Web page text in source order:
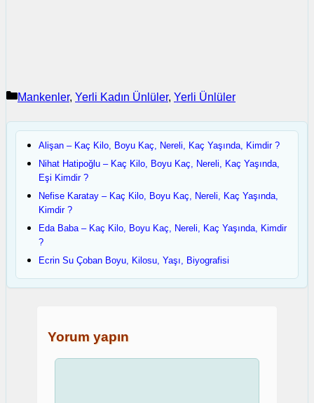
Kategoriler
Mankenler, Yerli Kadın Ünlüler, Yerli Ünlüler
Alişan – Kaç Kilo, Boyu Kaç, Nereli, Kaç Yaşında, Kimdir ?
Nihat Hatipoğlu – Kaç Kilo, Boyu Kaç, Nereli, Kaç Yaşında,
Eşi Kimdir ?
Nefise Karatay – Kaç Kilo, Boyu Kaç, Nereli, Kaç Yaşında,
Kimdir ?
Eda Baba – Kaç Kilo, Boyu Kaç, Nereli, Kaç Yaşında, Kimdir
?
Ecrin Su Çoban Boyu, Kilosu, Yaşı, Biyografisi
Yorum yapın
Yorum